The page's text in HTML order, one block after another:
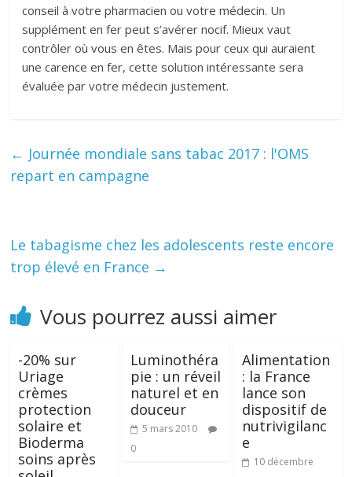
conseil à votre pharmacien ou votre médecin. Un
supplément en fer peut s’avérer nocif. Mieux vaut
contrôler où vous en êtes. Mais pour ceux qui auraient
une carence en fer, cette solution intéressante sera
évaluée par votre médecin justement.
← Journée mondiale sans tabac 2017 : l'OMS
repart en campagne
Le tabagisme chez les adolescents reste encore
trop élevé en France →
Vous pourrez aussi aimer
-20% sur
Uriage
crèmes
protection
solaire et
Bioderma
soins après
Luminothéra
pie : un réveil
naturel et en
douceur
5 mars 2010
0
Alimentation
: la France
lance son
dispositif de
nutrivigilanc
e
10 décembre